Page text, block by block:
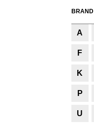
BRAND
A
F
K
P
U